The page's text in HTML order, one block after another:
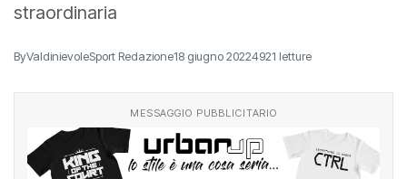
straordinaria
ByValdinievoleSport Redazione18 giugno 20224921 letture
MESSAGGIO PUBBLICITARIO